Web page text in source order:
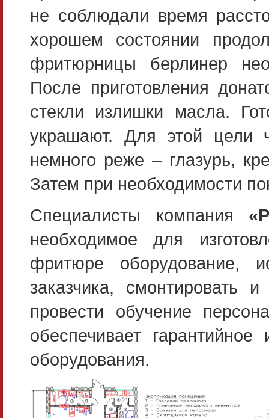
не соблюдали время
хорошем состоянии
фритюрницы берлинер
После приготовления
стекли излишки масла.
украшают. Для этой цели
немного реже – глазурь,
Затем при необходимости
Специалисты компания
необходимое для
фритюре оборудование,
заказчика, смонтировать
провести обучение
обеспечивает
оборудования.